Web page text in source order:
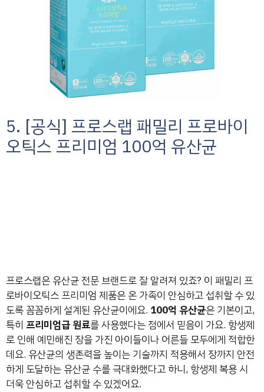
5. [공식] 프로스랩 패밀리 프로바이
오틱스 프리미엄 100억 유산균
프로스랩은 유산균 전문 브랜드로 잘 알려져 있죠? 이 패밀리 프
로바이오틱스 프리미엄 제품은 온 가족이 안심하고 섭취할 수 있
도록 꼼꼼하게 설계된 유산균이에요. 100억 유산균은 기본이고,
특히 프리미엄급 원료를 사용했다는 점에서 믿음이 가요. 항생제
로 인해 예민해진 장을 가진 아이들이나 어른들 모두에게 적합한
데요. 유산균의 생존력을 높이는 기술까지 적용해서 장까지 안전
하게 도달하는 유산균 수를 극대화했다고 하니, 항생제 복용 시
더욱 안심하고 섭취할 수 있겠어요.